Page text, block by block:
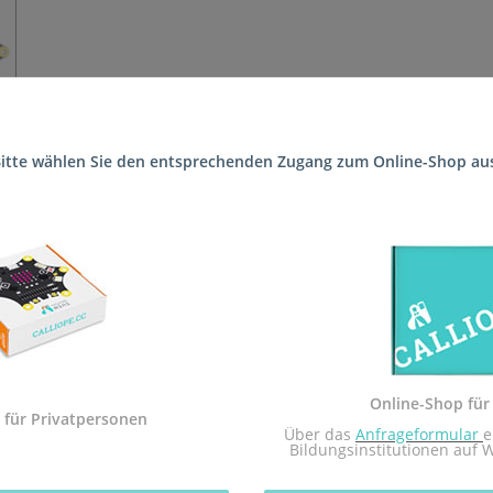
Schule (Altenbergschule FSP Lernen (Förderschule))
I und der Calliope mini Startbox. Das Arbeitsheft
Calliope mini umgesetzt.
I in Rheinland-Pfalz zugelassen.
mit dem Redaktionsteam inf-schule.de, insbesondere Daniel
wählen Sie den entsprechenden Zugang zum Online-Shop
für Privatpersonen
Online-Shop für
Über das Anfrageformular
Bildungsinstitutionen auf